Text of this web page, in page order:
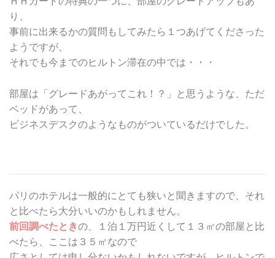
り、
事前に出来るかの質問もしてみたら１つあげてくださった
ようですが、
それでも今までのヒルトン滞在の中では・・・
部屋は「グレードあがってこれ！？」と思うような、ただ
ベッドがあって、
ビジネスデスクのようなものがついているだけでした。
パリのホテルは一般的にとても狭いと聞きますので、それ
と比べたら大分いいのかもしれません。
前回調べたときの、１泊１万円近くして１３㎡の部屋と比
べたら、ここは３５㎡なので